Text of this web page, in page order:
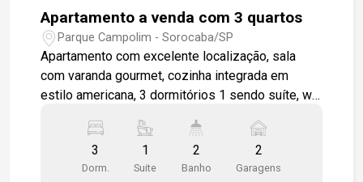
Apartamento a venda com 3 quartos
Parque Campolim - Sorocaba/SP
Apartamento com excelente localização, sala
com varanda gourmet, cozinha integrada em
estilo americana, 3 dormitórios 1 sendo suíte, wc
entregue todo em piso cerâmico padrão, 2 vagas
de garagem cobertas. Condomínio completo para
toda a família. Piscina, churrasqueira coletiva,
3
Dorm.
1
Suite
2
Banho
2
Garagens